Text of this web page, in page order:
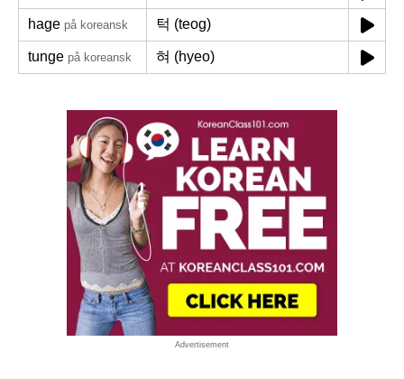
hage på koreansk 턱 (teog)
tunge på koreansk 혀 (hyeo)
Advertisement